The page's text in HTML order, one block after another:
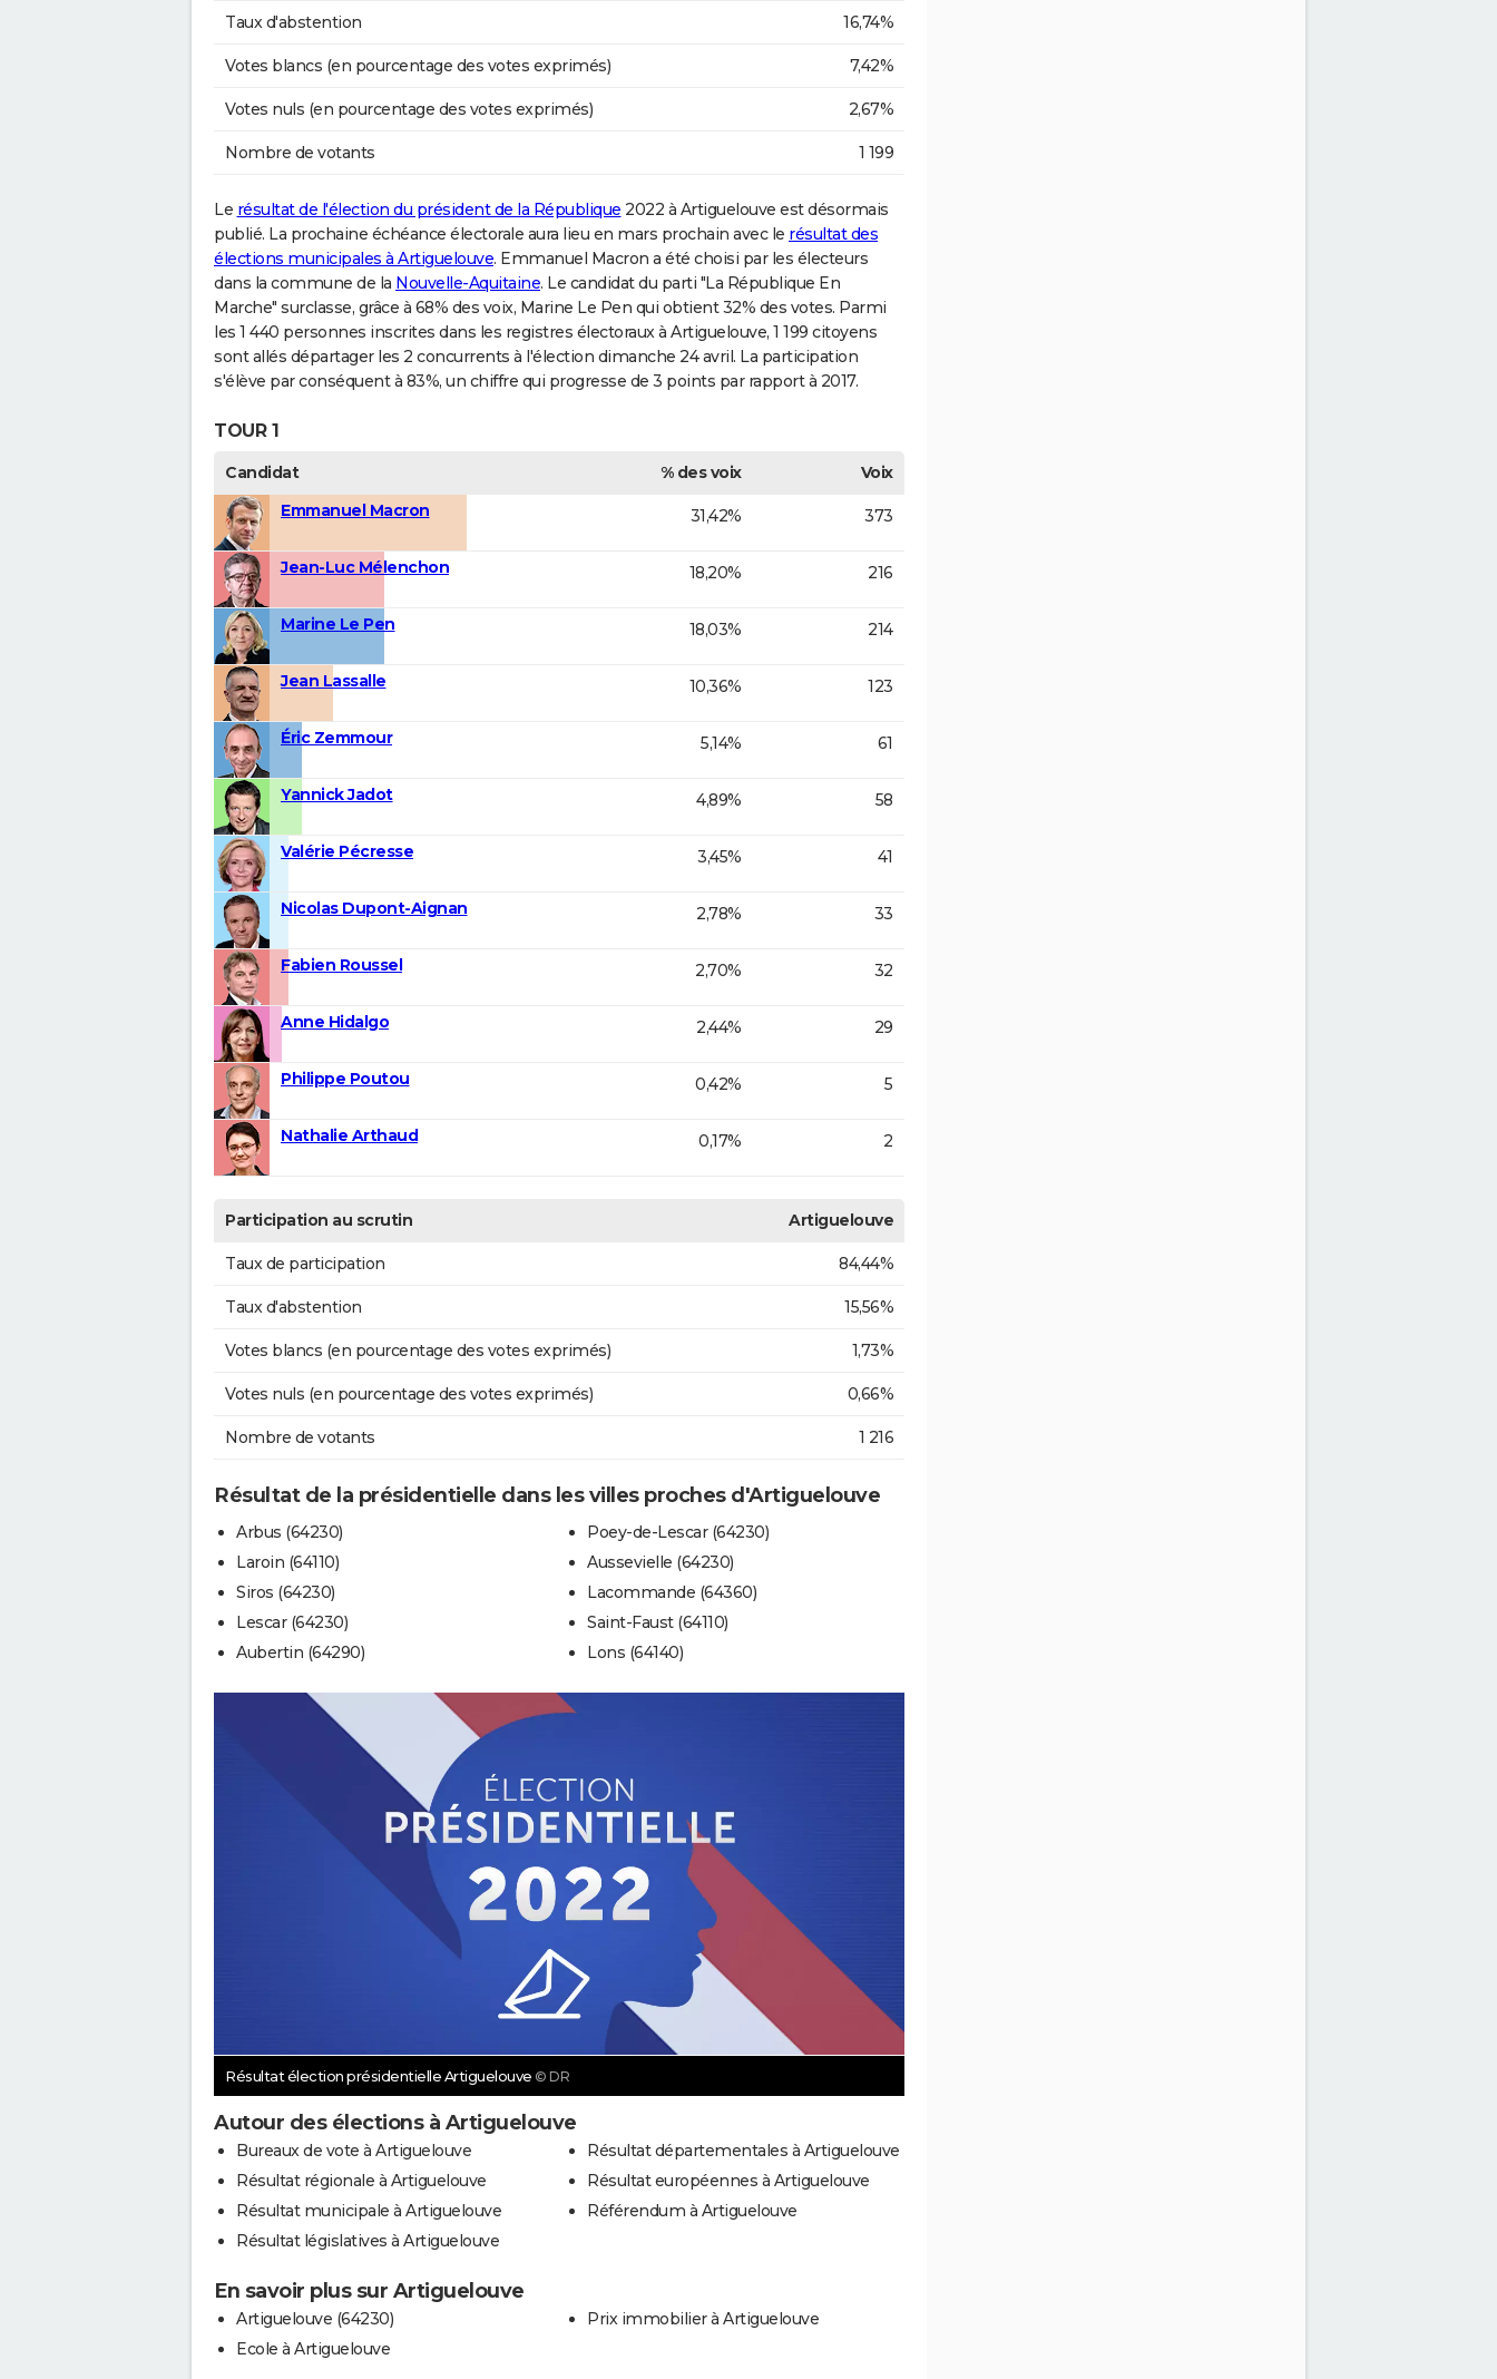
Taux d'abstention 16,74%
Votes blancs (en pourcentage des votes exprimés) 7,42%
Votes nuls (en pourcentage des votes exprimés) 2,67%
Nombre de votants 1 199
Le résultat de l'élection du président de la République 2022 à Artiguelouve est désormais
publié. La prochaine échéance électorale aura lieu en mars prochain avec le résultat des
élections municipales à Artiguelouve. Emmanuel Macron a été choisi par les électeurs
dans la commune de la Nouvelle-Aquitaine. Le candidat du parti "La République En
Marche" surclasse, grâce à 68% des voix, Marine Le Pen qui obtient 32% des votes. Parmi
les 1 440 personnes inscrites dans les registres électoraux à Artiguelouve, 1 199 citoyens
sont allés départager les 2 concurrents à l'élection dimanche 24 avril. La participation
s'élève par conséquent à 83%, un chiffre qui progresse de 3 points par rapport à 2017.
TOUR 1
Candidat % des voix
Voix
Emmanuel Macron
31,42% 373
Jean-Luc Mélenchon 18,20% 216
Marine Le Pen 18,03% 214
Jean Lassalle 10,36% 123
Éric Zemmour 5,14% 61
Yannick Jadot 4,89% 58
Valérie Pécresse 3,45% 41
Nicolas Dupont-Aignan 2,78% 33
Fabien Roussel 2,70% 32
Anne Hidalgo 2,44% 29
Philippe Poutou 0,42% 5
Nathalie Arthaud 0,17% 2
Participation au scrutin Artiguelouve
Taux de participation 84,44%
Taux d'abstention 15,56%
Votes blancs (en pourcentage des votes exprimés) 1,73%
Votes nuls (en pourcentage des votes exprimés) 0,66%
Nombre de votants 1 216
Résultat de la présidentielle dans les villes proches d'Artiguelouve
Arbus (64230)
Laroin (64110)
Siros (64230)
Lescar (64230)
Aubertin (64290)
Poey-de-Lescar (64230)
Aussevielle (64230)
Lacommande (64360)
Saint-Faust (64110)
Lons (64140)
Résultat élection présidentielle Artiguelouve © DR
Autour des élections à Artiguelouve
Bureaux de vote à Artiguelouve
Résultat régionale à Artiguelouve
Résultat municipale à Artiguelouve
Résultat législatives à Artiguelouve
Résultat départementales à Artiguelouve
Résultat européennes à Artiguelouve
Référendum à Artiguelouve
En savoir plus sur Artiguelouve
Artiguelouve (64230)
Ecole à Artiguelouve
Prix immobilier à Artiguelouve